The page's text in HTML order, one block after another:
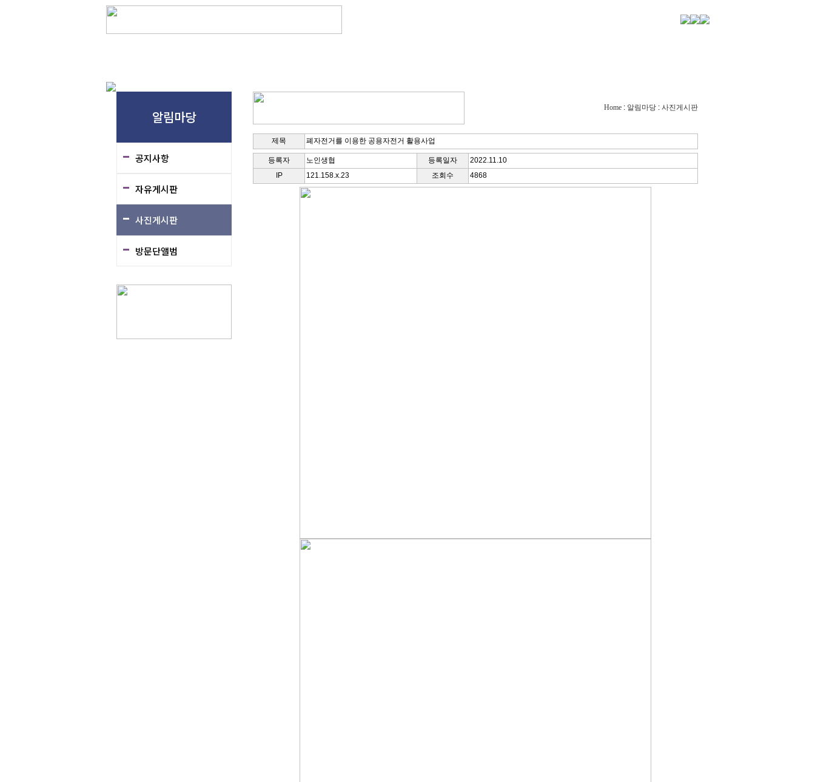
인사말 연혁 조직도 오시는길 가입안내 출자안내
주요사업 추진사업 취미봉사구인구직 협력업체
공지사항
알림마당
공지사항
자유게시판
사진게시판
방문단앨범
Home : 알림마당 : 사진게시판
제목 폐자전거를 이용한 공용자전거 활용사업
등록자 노인생협 등록일자
2022.11.10
IP
121.158.x.23 조회수 4868